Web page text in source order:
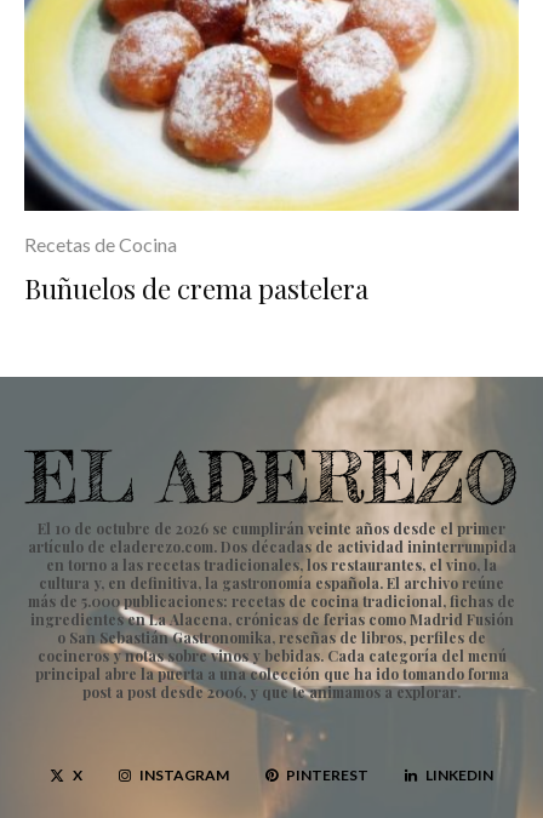
Recetas de Cocina
Buñuelos de crema pastelera
El 10 de octubre de 2026 se cumplirán veinte años desde el primer
artículo de eladerezo.com. Dos décadas de actividad ininterrumpida
en torno a las recetas tradicionales, los restaurantes, el vino, la
cultura y, en definitiva, la gastronomía española. El archivo reúne
más de 5.000 publicaciones: recetas de cocina tradicional, fichas de
ingredientes en La Alacena, crónicas de ferias como Madrid Fusión
o San Sebastián Gastronomika, reseñas de libros, perfiles de
cocineros y notas sobre vinos y bebidas. Cada categoría del menú
principal abre la puerta a una colección que ha ido tomando forma
post a post desde 2006, y que te animamos a explorar.
X INSTAGRAM PINTEREST LINKEDIN